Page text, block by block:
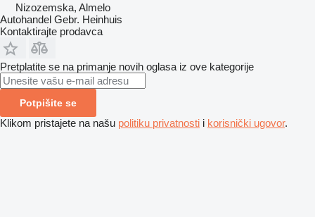
Nizozemska, Almelo
Autohandel Gebr. Heinhuis
Kontaktirajte prodavca
Pretplatite se na primanje novih oglasa iz ove kategorije
Potpišite se
Klikom pristajete na našu politiku privatnosti i korisnički ugovor.